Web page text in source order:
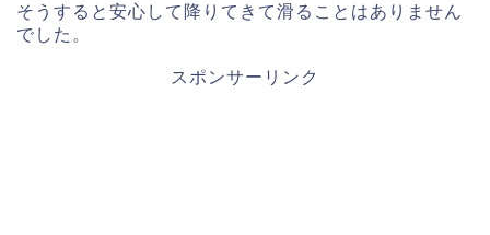
そうすると安心して降りてきて滑ることはありません
でした。
スポンサーリンク